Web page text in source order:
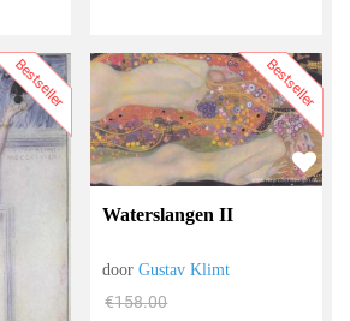
Bestseller Bestseller
Waterslangen II
doorGustav Klimt
€158.00